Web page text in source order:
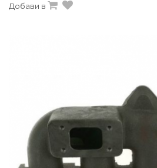
Добави в